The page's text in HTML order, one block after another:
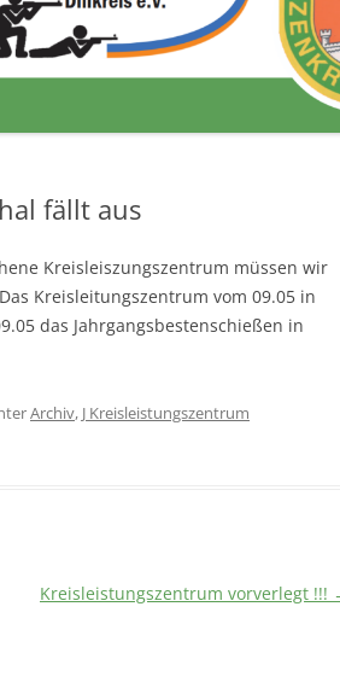
fällt aus
Kreisleiszungszentrum müssen wir
Kreisleitungszentrum vom 09.05 in
das Jahrgangsbestenschießen in
Archiv, J Kreisleistungszentrum
Kreisleistungszentrum vorverlegt !!!